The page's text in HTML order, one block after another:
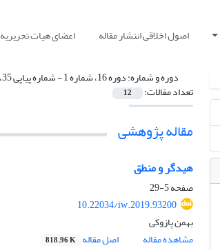
اصول اخلاقی انتشار مقاله اعضای هیات تحریریه
دوره و شماره:دوره 16، شماره 1 - شماره پیاپی 35، شهریور 1398
تعداد مقالات: 12
مقاله پژوهشی
هیدگر و منطق
صفحه5-29
10.22034/iw.2019.93200
بهمن پازوکی
مشاهده مقاله
اصل مقاله 818.96 K